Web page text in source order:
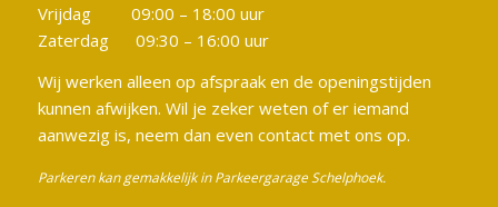
Vrijdag 09:00 – 18:00 uur
Zaterdag 09:30 – 16:00 uur
Wij werken alleen op afspraak en de openingstijden
kunnen afwijken. Wil je zeker weten of er iemand
aanwezig is, neem dan even contact met ons op.
Parkeren kan gemakkelijk in Parkeergarage Schelphoek.